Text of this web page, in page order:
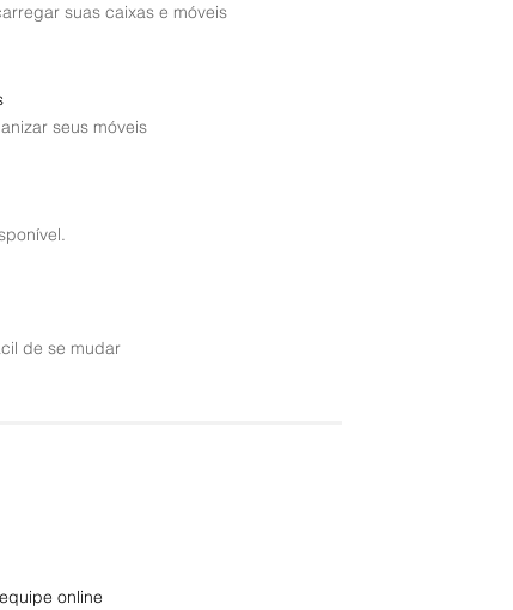
suas caixas e móveis
seus móveis
de se mudar
online